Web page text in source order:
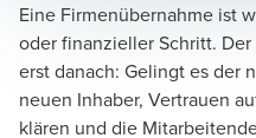
Eine Firmenübernahme ist
oder finanzieller Schritt.
erst danach: Gelingt es der
neuen Inhaber, Vertrauen
klären und die
René Mast
Leiter HR Consulting,